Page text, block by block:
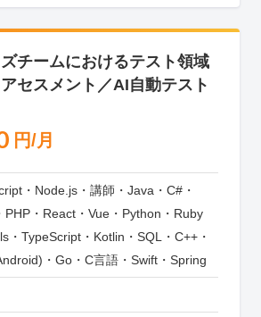
チームにおけるテスト領域
セスメント／AI自動テスト
円/月
・Node.js・講師・Java・C#・
PHP・React・Vue・Python・Ruby
・TypeScript・Kotlin・SQL・C++・
・Go・C言語・Swift・Spring